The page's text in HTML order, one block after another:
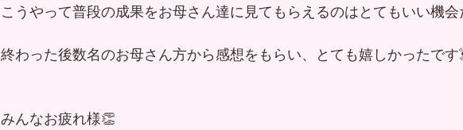
こうやって普段の成果をお母さん達に見てもらえるのはとてもいい機会
終わった後数名のお母さん方から感想をもらい、とても嬉しかったです
みんなお疲れ様👏